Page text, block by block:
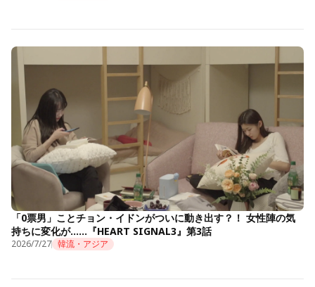
「0票男」ことチョン・イドンがついに動き出す？！ 女性陣の気
持ちに変化が……『HEART SIGNAL3』第3話
2026/7/27 韓流・アジア